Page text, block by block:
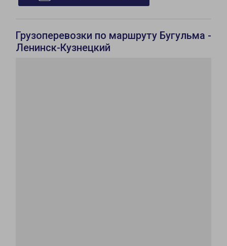
Грузоперевозки по маршруту Бугульма -
Ленинск-Кузнецкий